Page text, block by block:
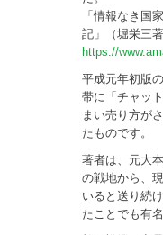
「情報なき国
記」（堀栄三著
https://
平成元年初版
帯に「チャッ
まい売り方が
たものです。
著者は、元大
の戦地から、
いると送り続
たことでも有